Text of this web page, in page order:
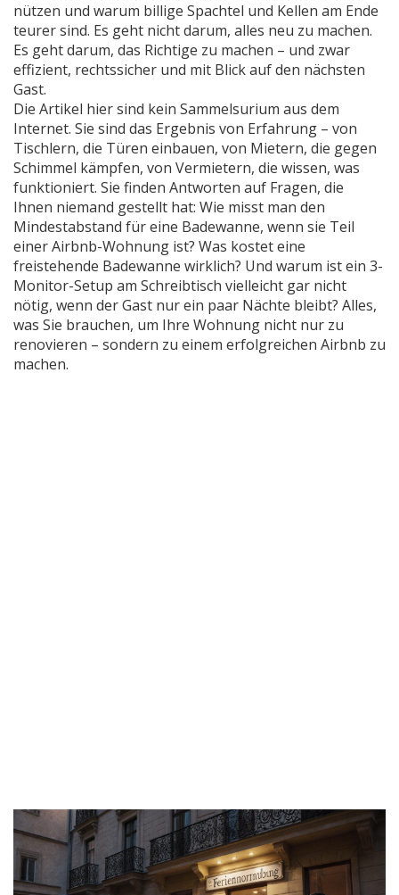
nützen und warum billige Spachtel und Kellen am Ende
teurer sind. Es geht nicht darum, alles neu zu machen.
Es geht darum, das Richtige zu machen – und zwar
effizient, rechtssicher und mit Blick auf den nächsten
Gast.
Die Artikel hier sind kein Sammelsurium aus dem
Internet. Sie sind das Ergebnis von Erfahrung – von
Tischlern, die Türen einbauen, von Mietern, die gegen
Schimmel kämpfen, von Vermietern, die wissen, was
funktioniert. Sie finden Antworten auf Fragen, die
Ihnen niemand gestellt hat: Wie misst man den
Mindestabstand für eine Badewanne, wenn sie Teil
einer Airbnb-Wohnung ist? Was kostet eine
freistehende Badewanne wirklich? Und warum ist ein 3-
Monitor-Setup am Schreibtisch vielleicht gar nicht
nötig, wenn der Gast nur ein paar Nächte bleibt? Alles,
was Sie brauchen, um Ihre Wohnung nicht nur zu
renovieren – sondern zu einem erfolgreichen Airbnb zu
machen.